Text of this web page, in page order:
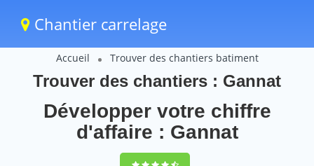
Chantier carrelage
Accueil Trouver des chantiers batiment
Trouver des chantiers : Gannat
Développer votre chiffre
d'affaire : Gannat